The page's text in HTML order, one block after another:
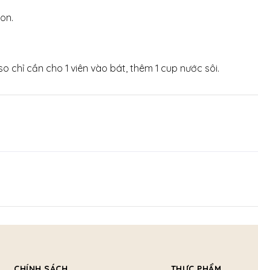
chỉ cần cho 1 viên vào bát, thêm 1 cup nước sôi.